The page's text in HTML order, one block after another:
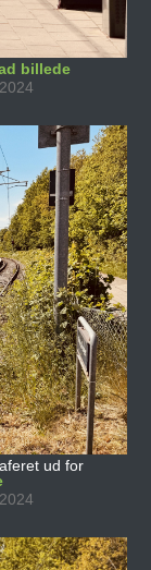
billede
ud for